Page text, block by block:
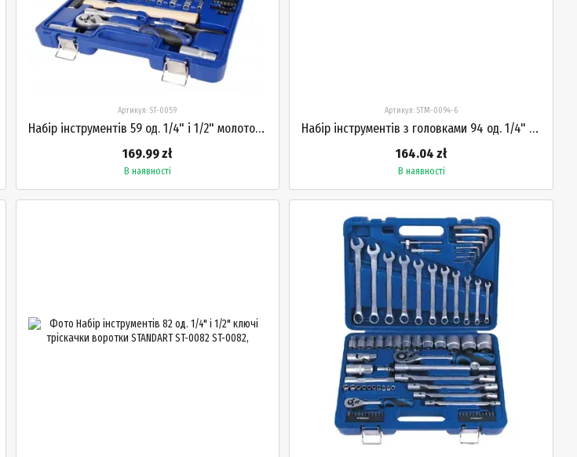
Артикул: ST-0059
Набір інструментів 59 од. 1/4" і 1/2" молоток плоскогубці тріскачка STANDART ST-0059
169.99 zł
В наявності
Артикул: STM-0094-6
Набір інструментів з головками 94 од. 1/4" і 1/2" біти тріскачки STANDART STM-0094-6
164.04 zł
В наявності